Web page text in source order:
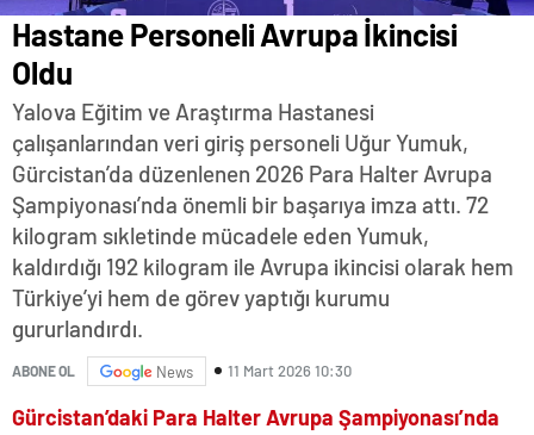
Hastane Personeli Avrupa İkincisi
Oldu
Yalova Eğitim ve Araştırma Hastanesi
çalışanlarından veri giriş personeli Uğur Yumuk,
Gürcistan’da düzenlenen 2026 Para Halter Avrupa
Şampiyonası’nda önemli bir başarıya imza attı. 72
kilogram sıkletinde mücadele eden Yumuk,
kaldırdığı 192 kilogram ile Avrupa ikincisi olarak hem
Türkiye’yi hem de görev yaptığı kurumu
gururlandırdı.
ABONE OL News 11 Mart 2026 10:30
Gürcistan’daki Para Halter Avrupa Şampiyonası’nda